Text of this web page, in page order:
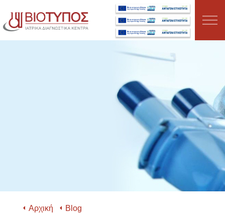
Μετάβαση στο κύριο περιεχόμενο
ΕΥΚΑΙΡΙΕΣ ΚΑΡΙΕΡΑΣ
Αρχική
Blog